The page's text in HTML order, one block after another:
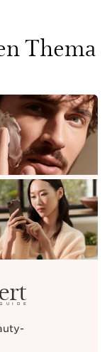
Thema
GUIDE